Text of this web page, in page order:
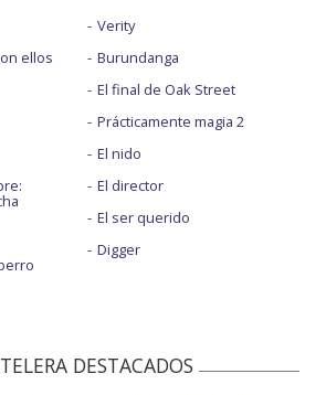
ellos
Verity
Burundanga
El final de Oak Street
Prácticamente magia 2
El nido
El director
El ser querido
Digger
DESTACADOS